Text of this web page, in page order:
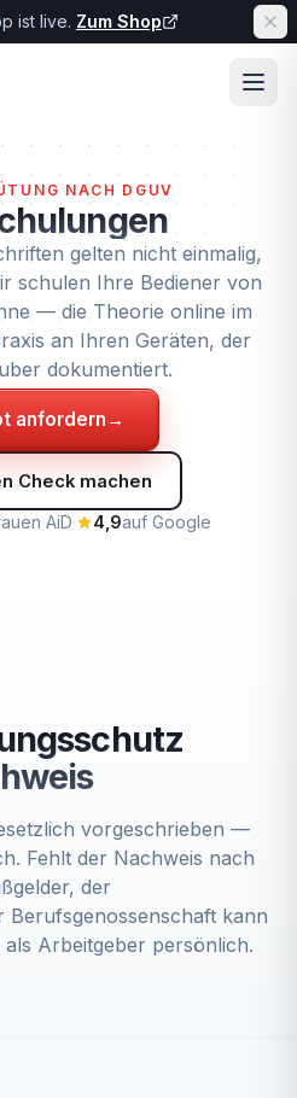
ist live. Zum Shop
NACH DGUV
gelten nicht einmalig,
schulen Ihre Bediener von
— die Theorie online im
an Ihren Geräten, der
dokumentiert.
anfordern →
Check machen
AiD· 4,9auf Google
vorgeschrieben —
Fehlt der Nachweis nach
der
Berufsgenossenschaft kann
Arbeitgeber persönlich.